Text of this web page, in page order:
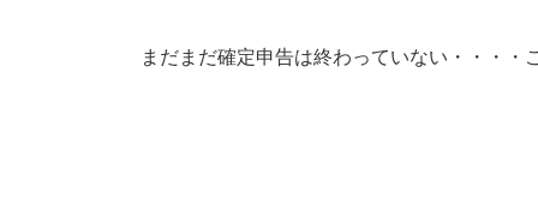
まだまだ確定申告は終わっていない・・・・